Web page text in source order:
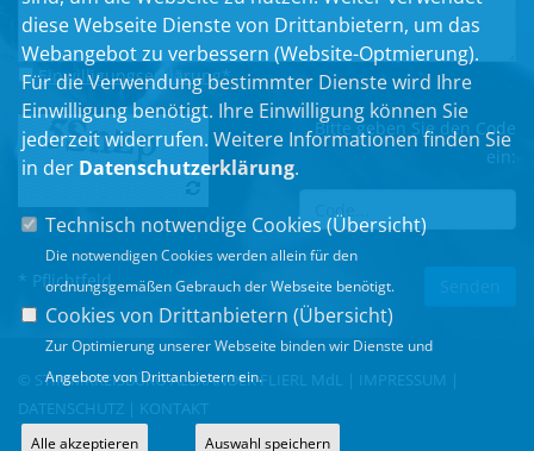
Einwilligungserklärung*
Bitte geben Sie den Code
ein:
* Pflichtfeld
© STIMMKREISBÜRO ALEXANDER FLIERL MdL | IMPRESSUM
DATENSCHUTZ
KONTAKT
diese Webseite Dienste von Drittanbietern, um das
Webangebot zu verbessern (Website-Optmierung).
Für die Verwendung bestimmter Dienste wird Ihre
Einwilligung benötigt. Ihre Einwilligung können Sie
jederzeit widerrufen. Weitere Informationen finden Sie
in der Datenschutzerklärung.
Technisch notwendige Cookies (Übersicht)
Die notwendigen Cookies werden allein für den
ordnungsgemäßen Gebrauch der Webseite benötigt.
Cookies von Drittanbietern (Übersicht)
Zur Optimierung unserer Webseite binden wir Dienste und
Angebote von Drittanbietern ein.
Alle akzeptieren Auswahl speichern